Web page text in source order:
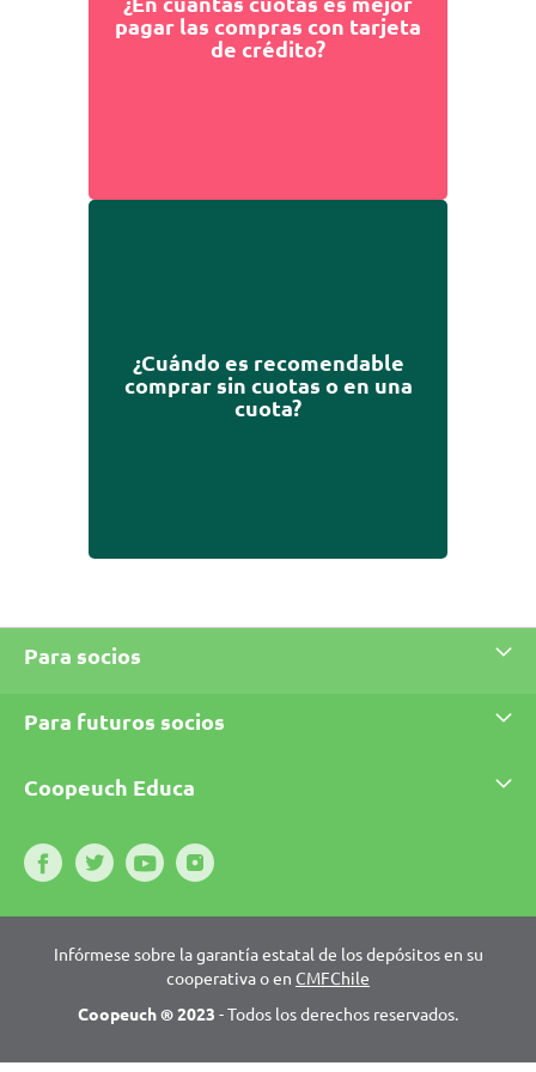
pagar las compras con tarjeta
de crédito?
de cuotas menor a la vida útil de
los productos. Tiene sentido, por
ejemplo, comprar una lavadora en
¿Cuándo es recomendable
comprar sin cuotas o en una
cuota?
dependerá de factores como la
urgencia, la disponibilidad y las
promociones que tenga tu entidad
Para socios
Para futuros socios
Coopeuch Educa
Infórmese sobre la garantía estatal de los depósitos en su
cooperativa o en CMFChile
Coopeuch ® 2023 - Todos los derechos reservados.